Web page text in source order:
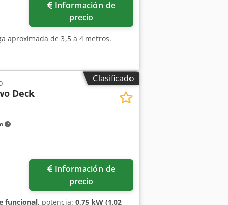
precio
aproximada de 3,5 a 4 metros.
Clasificado
Deck
precio
funcional, potencia: 0,75 kW (1,02